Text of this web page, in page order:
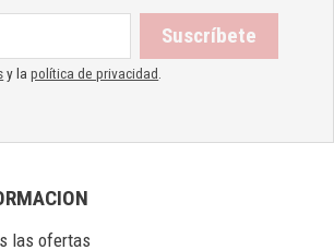
y lapolítica de privacidad
las ofertas